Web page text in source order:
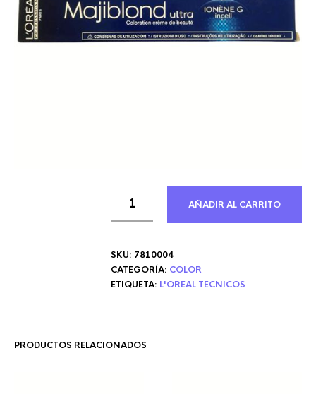
AÑADIR AL CARRITO
SKU: 7810004
CATEGORÍA: COLOR
ETIQUETA: L'OREAL TECNICOS
PRODUCTOS RELACIONADOS